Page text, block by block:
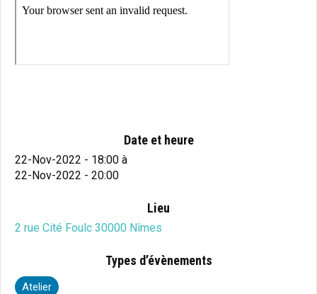
Date et heure
22-Nov-2022 - 18:00 à
22-Nov-2022 - 20:00
Lieu
2 rue Cité Foulc 30000 Nîmes
Types d’évènements
Atelier